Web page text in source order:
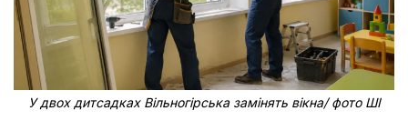
У двох дитсадках Вільногірська замінять вікна/ фото ШІ